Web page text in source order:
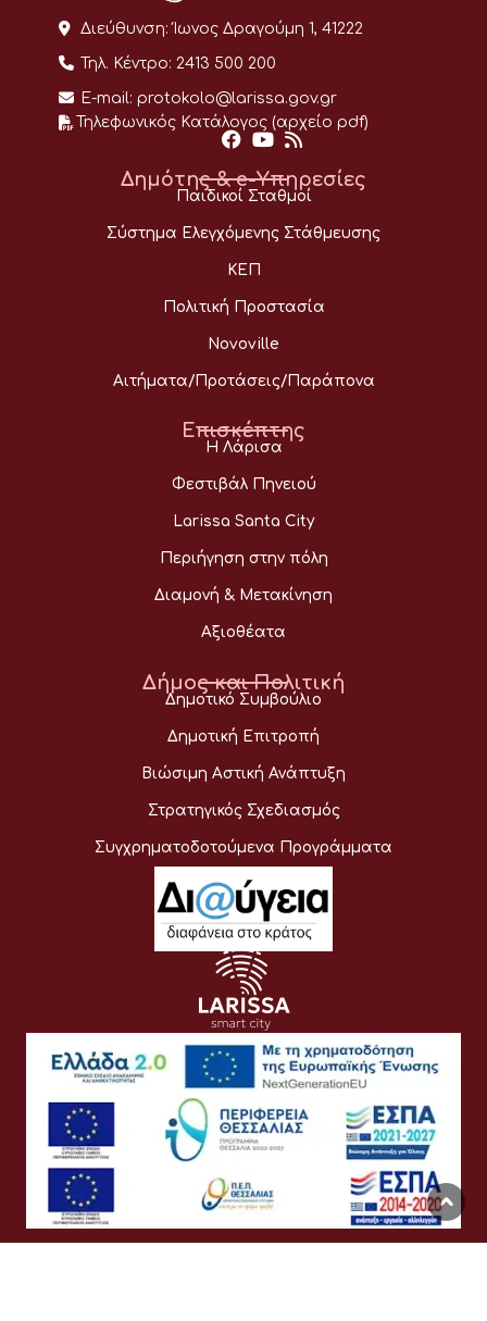
Διεύθυνση: Ίωνος Δραγούμη 1, 41222
Τηλ. Κέντρο: 2413 500 200
E-mail: protokolo@larissa.gov.gr
Τηλεφωνικός Κατάλογος (αρχείο pdf)
Δημότης & e-Υπηρεσίες
Παιδικοί Σταθμοί
Σύστημα Ελεγχόμενης Στάθμευσης
ΚΕΠ
Πολιτική Προστασία
Novoville
Αιτήματα/Προτάσεις/Παράπονα
Επισκέπτης
Η Λάρισα
Φεστιβάλ Πηνειού
Larissa Santa City
Περιήγηση στην πόλη
Διαμονή & Μετακίνηση
Αξιοθέατα
Δήμος και Πολιτική
Δημοτικό Συμβούλιο
Δημοτική Επιτροπή
Βιώσιμη Αστική Ανάπτυξη
Στρατηγικός Σχεδιασμός
Συγχρηματοδοτούμενα Προγράμματα